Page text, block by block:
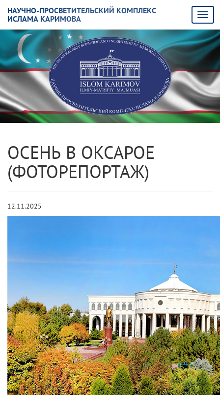
НАУЧНО-ПРОСВЕТИТЕЛЬСКИЙ КОМПЛЕКС
ИСЛАМА КАРИМОВА
ОСЕНЬ В ОКСАРОЕ
(ФОТОРЕПОРТАЖ)
12.11.2025